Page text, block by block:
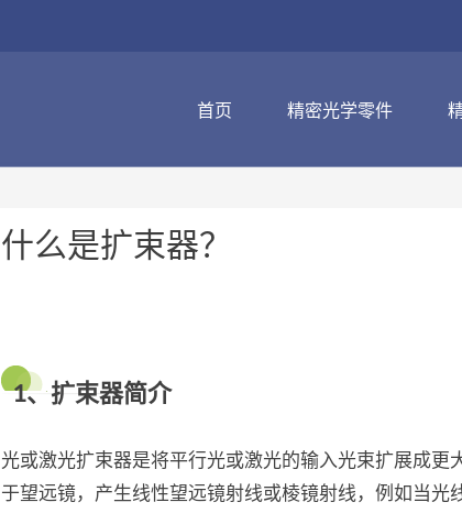
首页 精密光学零件
什么是扩束器？
1、扩束器简介
光或激光扩束器是将平行光或激光的输入光束扩展成
于望远镜，产生线性望远镜射线或棱镜射线，例如当